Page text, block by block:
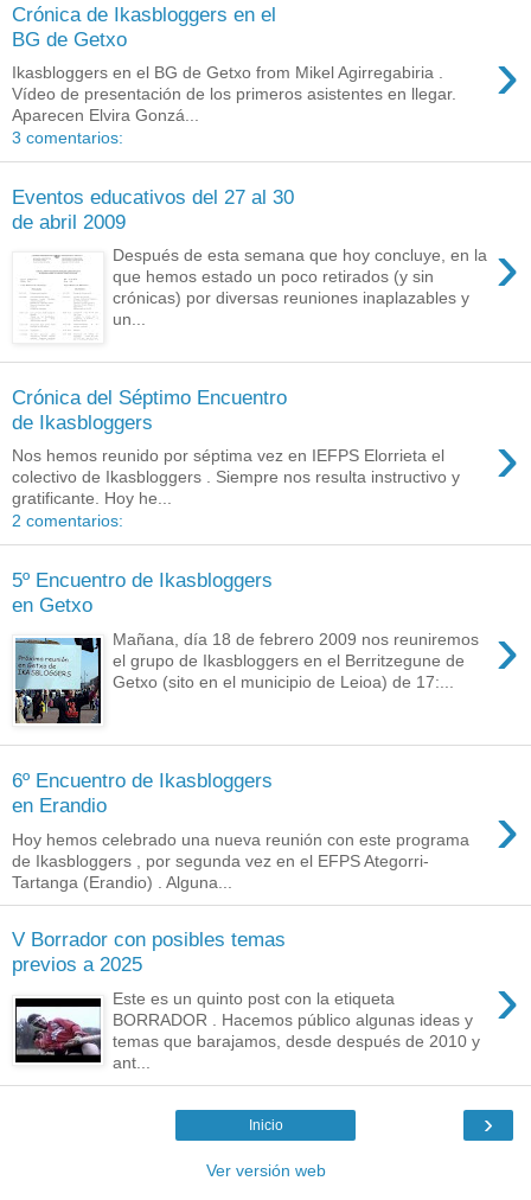
Crónica de Ikasbloggers en el
BG de Getxo
›
Ikasbloggers en el BG de Getxo from Mikel Agirregabiria .
Vídeo de presentación de los primeros asistentes en llegar.
Aparecen Elvira Gonzá...
3 comentarios:
Eventos educativos del 27 al 30
de abril 2009
›
Después de esta semana que hoy concluye, en la
que hemos estado un poco retirados (y sin
crónicas) por diversas reuniones inaplazables y
un...
Crónica del Séptimo Encuentro
de Ikasbloggers
›
Nos hemos reunido por séptima vez en IEFPS Elorrieta el
colectivo de Ikasbloggers . Siempre nos resulta instructivo y
gratificante. Hoy he...
2 comentarios:
5º Encuentro de Ikasbloggers
en Getxo
›
Mañana, día 18 de febrero 2009 nos reuniremos
el grupo de Ikasbloggers en el Berritzegune de
Getxo (sito en el municipio de Leioa) de 17:...
6º Encuentro de Ikasbloggers
en Erandio
›
Hoy hemos celebrado una nueva reunión con este programa
de Ikasbloggers , por segunda vez en el EFPS Ategorri-
Tartanga (Erandio) . Alguna...
V Borrador con posibles temas
previos a 2025
›
Este es un quinto post con la etiqueta
BORRADOR . Hacemos público algunas ideas y
temas que barajamos, desde después de 2010 y
ant...
›
Inicio
Ver versión web